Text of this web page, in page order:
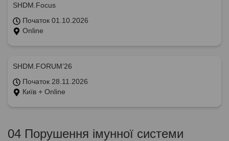
SHDM.Focus
Початок 01.10.2026
Online
SHDM.FORUM’26
Початок 28.11.2026
Київ + Online
04 Порушення імунної системи